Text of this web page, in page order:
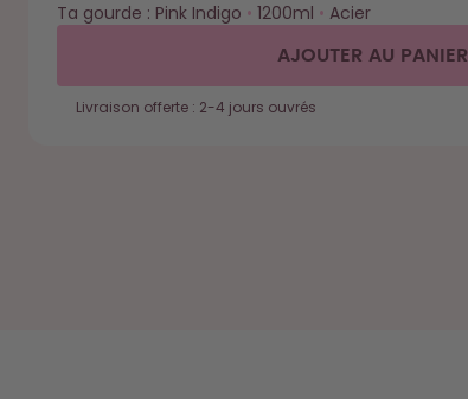
Ta gourde : Pink Indigo • 1200ml • Acier
AJOUTER AU PANIER
Livraison offerte : 2-4 jours ouvrés